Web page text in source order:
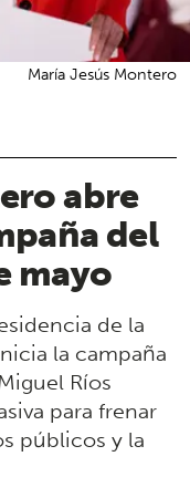
abre
del
mayo
de la
la campaña
Ríos
para frenar
públicos y la
María Jesús Montero